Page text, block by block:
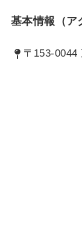
基本情報（ア
〒153-0044